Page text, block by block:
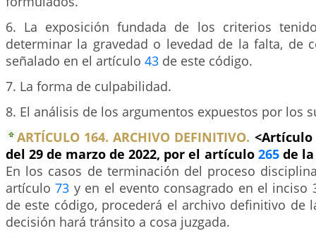
6. La exposición fundada de los criterios
determinar la gravedad o levedad de la falta, de
señalado en el artículo 43 de este código.
7. La forma de culpabilidad.
8. El análisis de los argumentos expuestos por los
ARTÍCULO 164. ARCHIVO DEFINITIVO.
del 29 de marzo de 2022, por el artículo 265de la
En los casos de terminación del proceso
artículo73 y en el evento consagrado en el
de este código, procederá el archivo definitivo de
decisión hará tránsito a cosa juzgada.